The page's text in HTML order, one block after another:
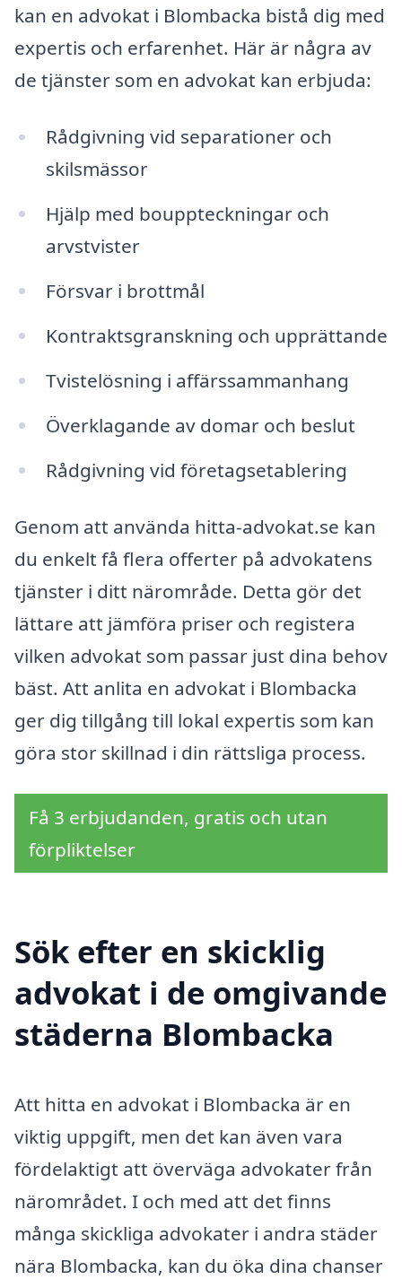
kan en advokat i Blombacka bistå dig med
expertis och erfarenhet. Här är några av
de tjänster som en advokat kan erbjuda:
Rådgivning vid separationer och
skilsmässor
Hjälp med bouppteckningar och
arvstvister
Försvar i brottmål
Kontraktsgranskning och upprättande
Tvistelösning i affärssammanhang
Överklagande av domar och beslut
Rådgivning vid företagsetablering
Genom att använda hitta-advokat.se kan
du enkelt få flera offerter på advokatens
tjänster i ditt närområde. Detta gör det
lättare att jämföra priser och registera
vilken advokat som passar just dina behov
bäst. Att anlita en advokat i Blombacka
ger dig tillgång till lokal expertis som kan
göra stor skillnad i din rättsliga process.
Få 3 erbjudanden, gratis och utan
förpliktelser
Sök efter en skicklig
advokat i de omgivande
städerna Blombacka
Att hitta en advokat i Blombacka är en
viktig uppgift, men det kan även vara
fördelaktigt att överväga advokater från
närområdet. I och med att det finns
många skickliga advokater i andra städer
nära Blombacka, kan du öka dina chanser